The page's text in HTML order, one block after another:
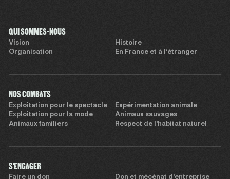
QUI SOMMES-NOUS
Vision
Histoire
Organisation
En France et à l’étranger
NOS COMBATS
Exploitation pour le spectacle
Expérimentation animale
Exploitation pour la mode
Animaux sauvages
Animaux familiers
Respect de l’habitat naturel
S'ENGAGER
Faire un don
Don et mécénat d’entreprise